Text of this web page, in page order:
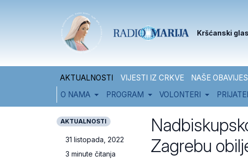
Kršćanski
AKTUALNOSTI VIJESTI IZ CRKVE NAŠE
O NAMA
PROGRAM VOLONTERI
AKTUALNOSTI
31 listopada, 2022
3 minute čitanja
Zagrebu